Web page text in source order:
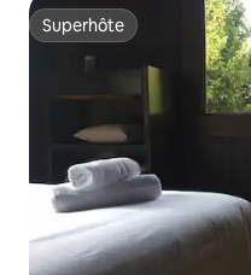
Superhôte
Superhôte